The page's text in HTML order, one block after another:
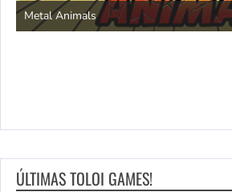
ÚLTIMAS TOLOI GAMES!